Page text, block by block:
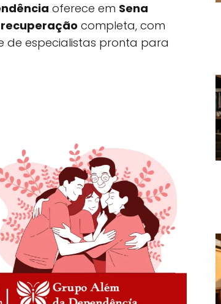
oferece em Sena
completa, com
de especialistas pronta para